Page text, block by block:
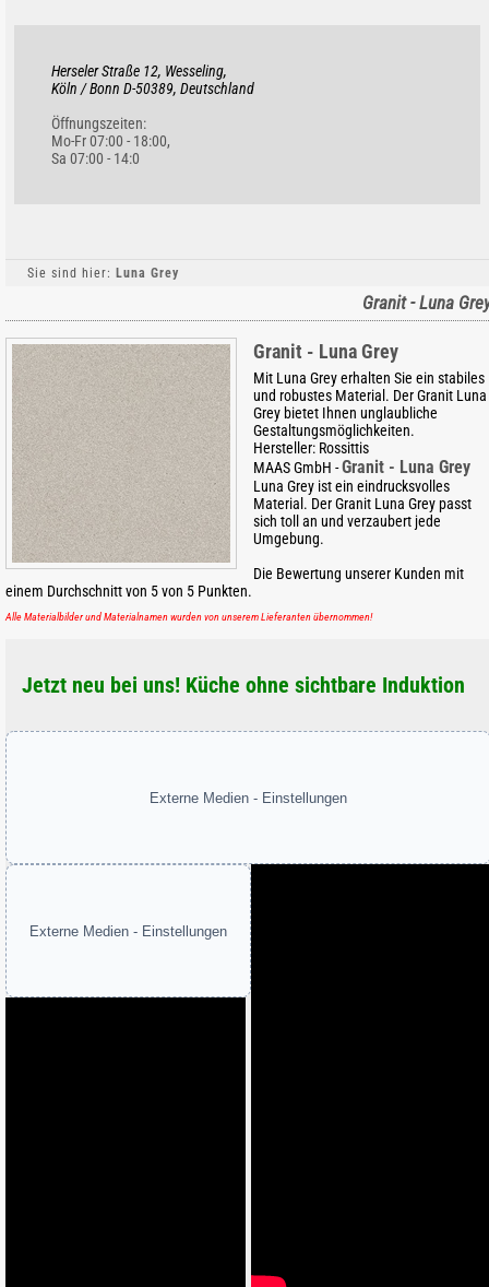
Herseler Straße 12, Wesseling,
Köln / Bonn D-50389, Deutschland
Öffnungszeiten:
Mo-Fr 07:00 - 18:00,
Sa 07:00 - 14:0
Sie sind hier: Luna Grey
Granit - Luna
Granit - Luna Grey
Mit Luna Grey erhalten Sie ein stabiles
und robustes Material. Der Granit Luna
Grey bietet Ihnen unglaubliche
Gestaltungsmöglichkeiten.
Hersteller: Rossittis
MAAS GmbH -Granit - Luna Grey
Luna Grey ist ein eindrucksvolles
Material. Der Granit Luna Grey passt
sich toll an und verzaubert jede
Umgebung.
Die Bewertung unserer Kunden mit
einem Durchschnitt von 5von 5 Punkten.
Alle Materialbilder und Materialnamen wurden von unserem Lieferanten übernommen!
Jetzt neu bei uns! Küche ohne sichtbare Induktion
Externe Medien - Einstellungen
Externe Medien - Einstellungen